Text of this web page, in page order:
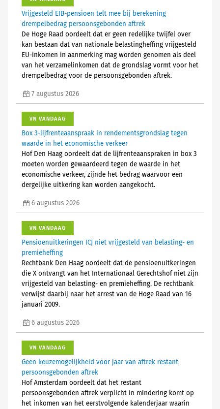
Vrijgesteld EIB-pensioen telt mee bij berekening
drempelbedrag persoonsgebonden aftrek
De Hoge Raad oordeelt dat er geen redelijke twijfel over
kan bestaan dat van nationale belastingheffing vrijgesteld
EU-inkomen in aanmerking mag worden genomen als deel
van het verzamelinkomen dat de grondslag vormt voor het
drempelbedrag voor de persoonsgebonden aftrek.
7 augustus 2026
VN VANDAAG
Box 3-lijfrenteaanspraak in rendementsgrondslag tegen
waarde in het economische verkeer
Hof Den Haag oordeelt dat de lijfrenteaanspraken in box 3
moeten worden gewaardeerd tegen de waarde in het
economische verkeer, zijnde het bedrag waarvoor een
dergelijke uitkering kan worden aangekocht.
6 augustus 2026
VN VANDAAG
Pensioenuitkeringen ICJ niet vrijgesteld van belasting- en
premieheffing
Rechtbank Den Haag oordeelt dat de pensioenuitkeringen
die X ontvangt van het Internationaal Gerechtshof niet zijn
vrijgesteld van belasting- en premieheffing. De rechtbank
verwijst daarbij naar het arrest van de Hoge Raad van 16
januari 2009.
6 augustus 2026
VN VANDAAG
Geen keuzemogelijkheid voor jaar van aftrek restant
persoonsgebonden aftrek
Hof Amsterdam oordeelt dat het restant
persoonsgebonden aftrek verplicht in mindering komt op
het inkomen van het eerstvolgende kalenderjaar waarin